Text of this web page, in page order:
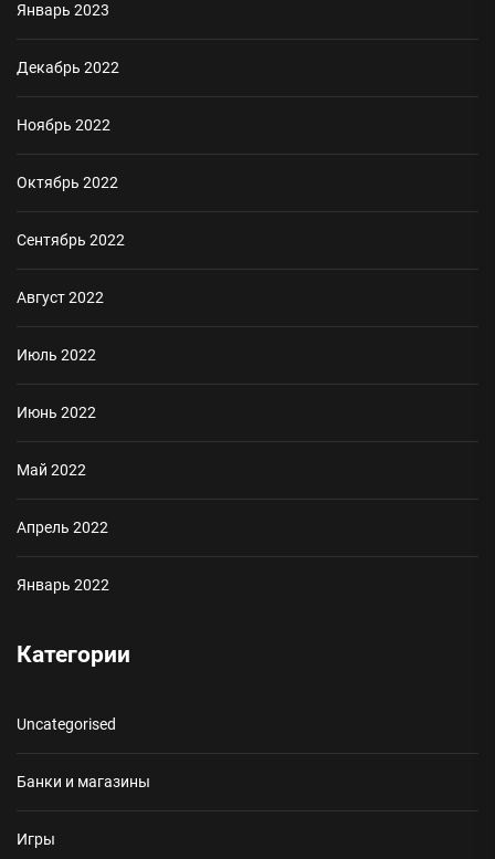
Январь 2023
Декабрь 2022
Ноябрь 2022
Октябрь 2022
Сентябрь 2022
Август 2022
Июль 2022
Июнь 2022
Май 2022
Апрель 2022
Январь 2022
Категории
Uncategorised
Банки и магазины
Игры